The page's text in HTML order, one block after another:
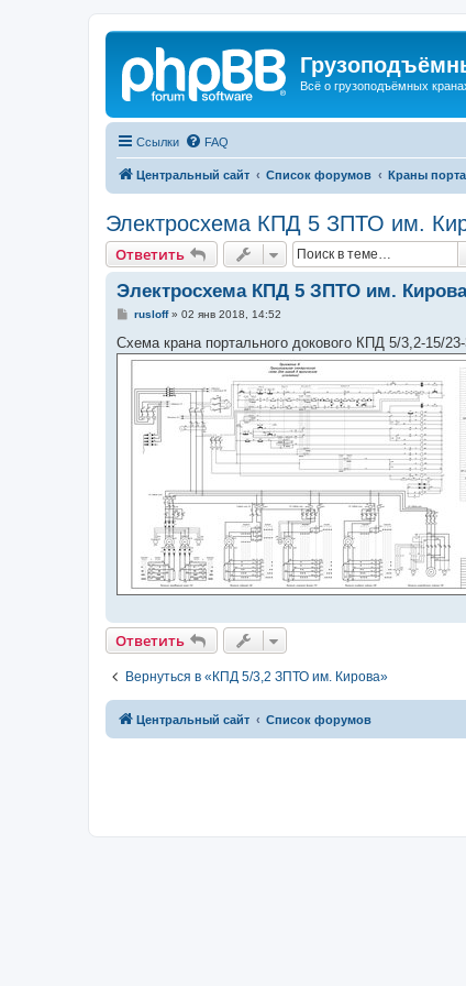
Всё о грузоподъёмных
Ссылки FAQ
Центральный сайт Список форумов Краны
Электросхема КПД 5 ЗПТО им.
Ответить
Электросхема КПД 5 ЗПТО им. Кирова
С
о
б
н
rusloff» 02 янв 2018, 14:52
Схема крана портального докового КПД 5/3,2-15/23-
Ответить
Вернуться в «КПД 5/3,2 ЗПТО им. Кирова»
Центральный сайт Список форумов